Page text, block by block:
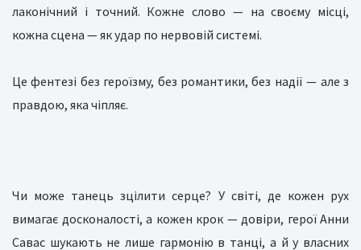
лаконічний і точний. Кожне слово — на своєму місці,
кожна сцена — як удар по нервовій системі.
Це фентезі без героїзму, без романтики, без надії — але з
правдою, яка чіпляє.
Чи може танець зцілити серце? У світі, де кожен рух
вимагає досконалості, а кожен крок — довіри, герої Анни
Савас шукають не лише гармонію в танці, а й у власних